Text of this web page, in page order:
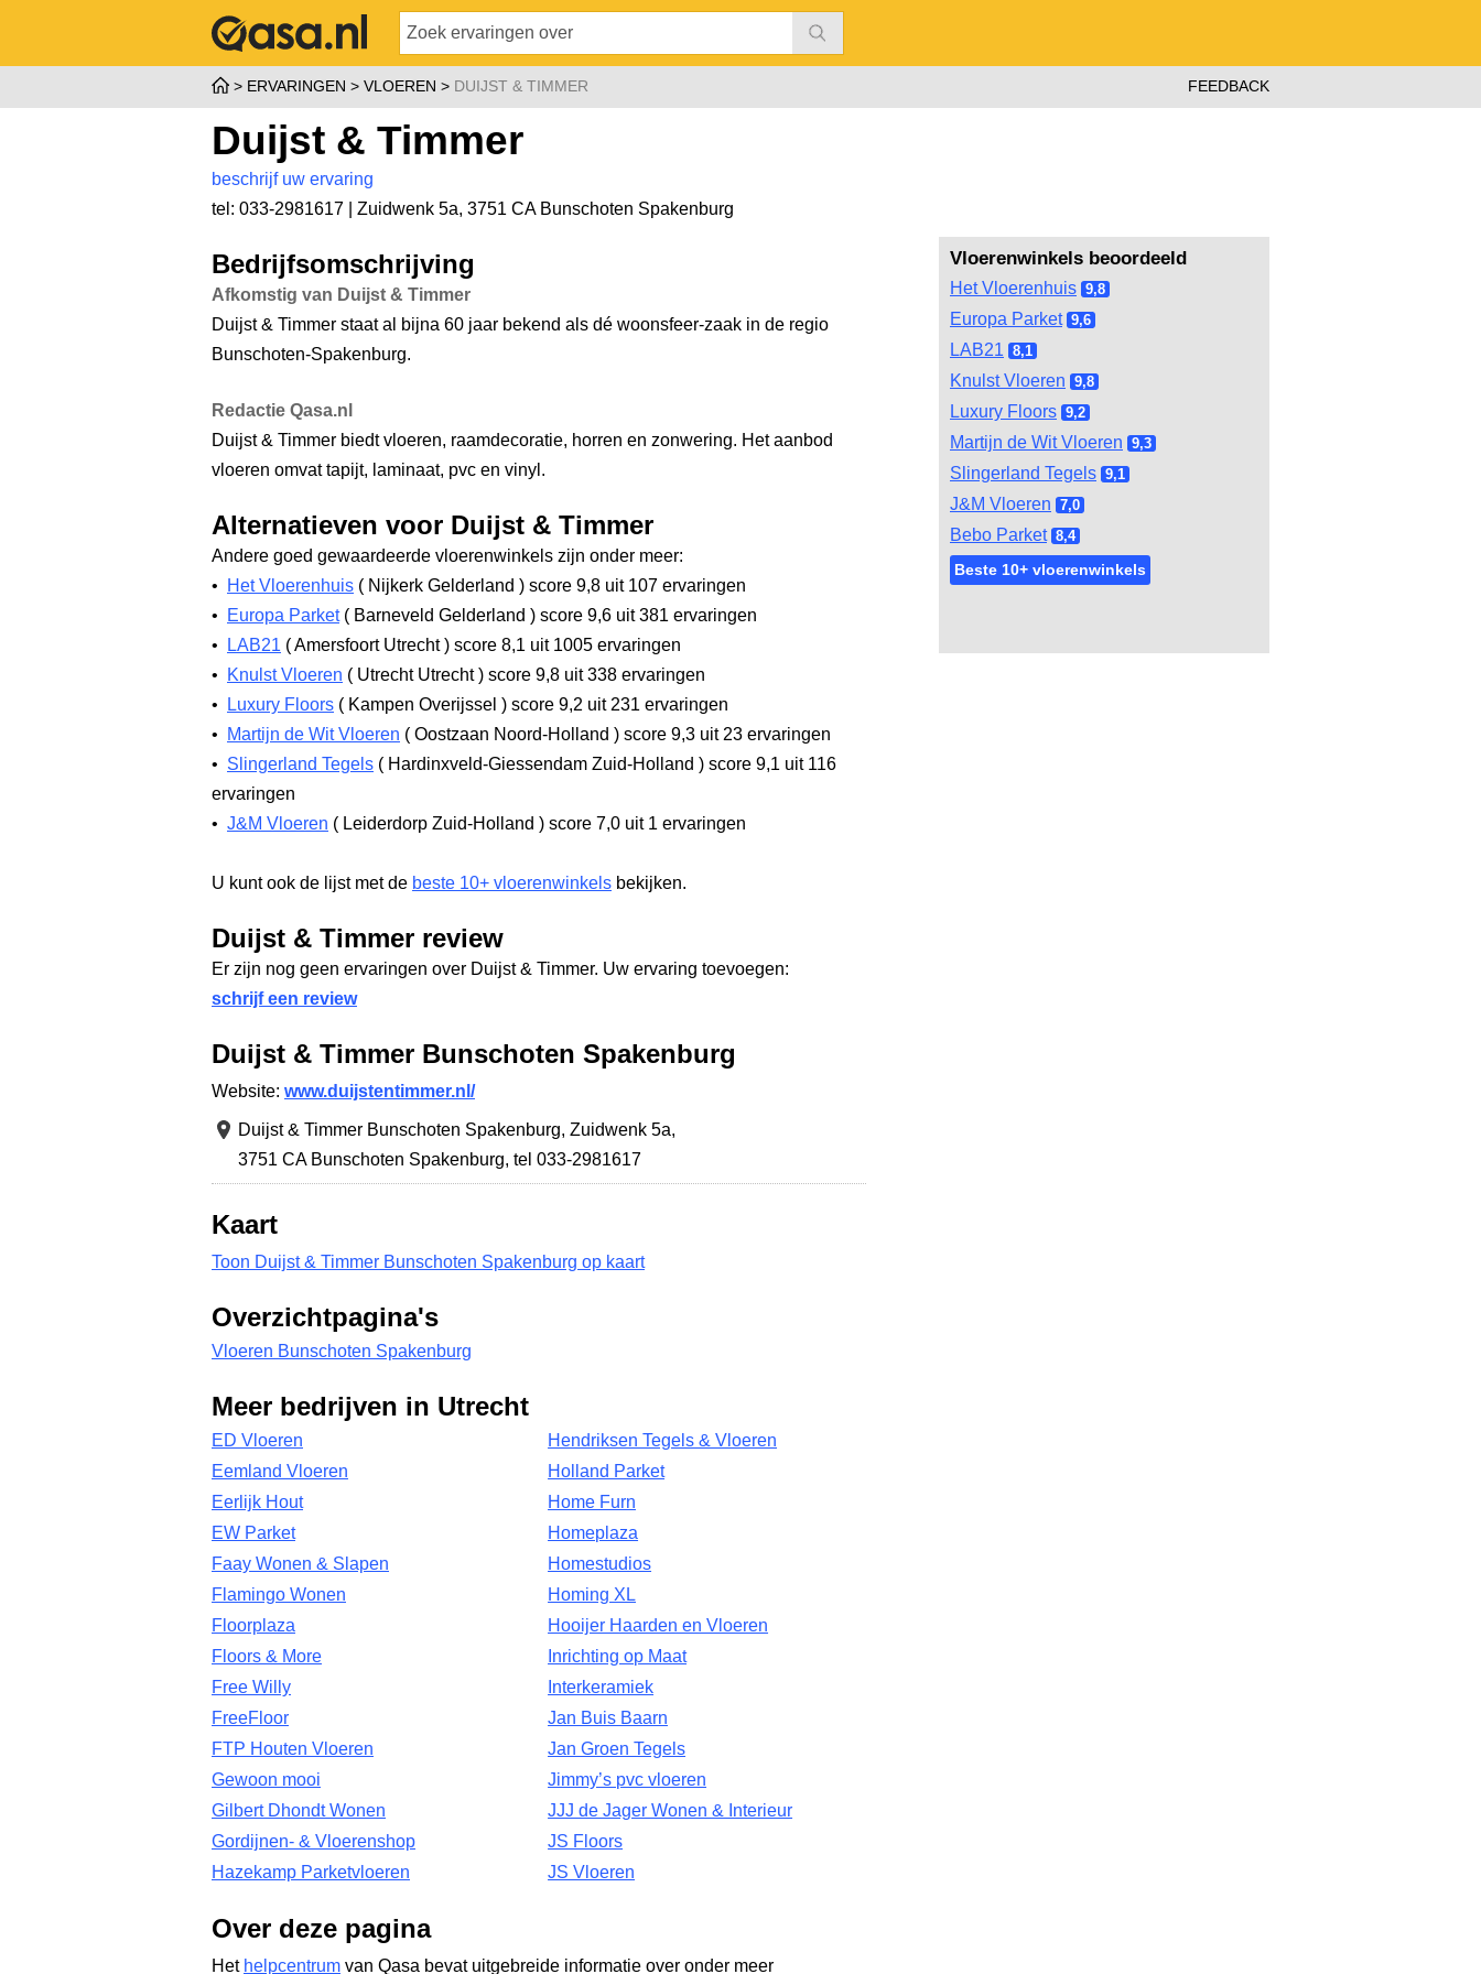
ERVARINGEN VLOEREN DUIJST & TIMMER FEEDBACK
Duijst & Timmer
beschrijf uw ervaring
tel: 033-2981617 | Zuidwenk 5a, 3751 CA Bunschoten Spakenburg
Vloerenwinkels beoordeeld
Het Vloerenhuis 9,8
Europa Parket 9,6
LAB21 8,1
Knulst Vloeren 9,8
Luxury Floors 9,2
Martijn de Wit Vloeren 9,3
Slingerland Tegels 9,1
J&M Vloeren 7,0
Bebo Parket 8,4
Beste 10+ vloerenwinkels
Bedrijfsomschrijving
Afkomstig van Duijst & Timmer
Duijst & Timmer staat al bijna 60 jaar bekend als dé woonsfeer-zaak in de regio
Bunschoten-Spakenburg.
Redactie Qasa.nl
Duijst & Timmer biedt vloeren, raamdecoratie, horren en zonwering. Het aanbod
vloeren omvat tapijt, laminaat, pvc en vinyl.
Alternatieven voor Duijst & Timmer
Andere goed gewaardeerde vloerenwinkels zijn onder meer:
•
Het Vloerenhuis ( Nijkerk Gelderland ) score 9,8 uit 107 ervaringen
•
Europa Parket ( Barneveld Gelderland ) score 9,6 uit 381 ervaringen
•
LAB21 (Amersfoort Utrecht) score 8,1 uit 1005 ervaringen
•
Knulst Vloeren ( Utrecht Utrecht) score 9,8 uit 338 ervaringen
•
Luxury Floors ( Kampen Overijssel ) score 9,2 uit 231 ervaringen
•
Martijn de Wit Vloeren ( Oostzaan Noord-Holland ) score 9,3 uit 23 ervaringen
• Slingerland Tegels ( Hardinxveld-Giessendam Zuid-Holland ) score 9,1 uit 116
ervaringen
• J&M Vloeren ( Leiderdorp Zuid-Holland ) score 7,0 uit 1 ervaringen
U kunt ook de lijst met de beste 10+ vloerenwinkels bekijken.
Duijst & Timmer review
Er zijn nog geen ervaringen over Duijst & Timmer. Uw ervaring toevoegen:
schrijf een review
Duijst & Timmer Bunschoten Spakenburg
Website: www.duijstentimmer.nl/
Duijst & Timmer Bunschoten Spakenburg, Zuidwenk 5a,
3751 CA Bunschoten Spakenburg, tel 033-2981617
Kaart
Toon Duijst & Timmer Bunschoten Spakenburg op kaart
Overzichtpagina's
Vloeren Bunschoten Spakenburg
Meer bedrijven in Utrecht
ED Vloeren
Eemland Vloeren
Eerlijk Hout
EW Parket
Faay Wonen & Slapen
Flamingo Wonen
Floorplaza
Floors & More
Free Willy
FreeFloor
FTP Houten Vloeren
Gewoon mooi
Gilbert Dhondt Wonen
Gordijnen- & Vloerenshop
Hazekamp Parketvloeren
Hendriksen Tegels & Vloeren
Holland Parket
Home Furn
Homeplaza
Homestudios
Homing XL
Hooijer Haarden en Vloeren
Inrichting op Maat
Interkeramiek
Jan Buis Baarn
Jan Groen Tegels
Jimmy’s pvc vloeren
JJJ de Jager Wonen & Interieur
JS Floors
JS Vloeren
Over deze pagina
Het helpcentrum van Qasa bevat uitgebreide informatie over onder meer